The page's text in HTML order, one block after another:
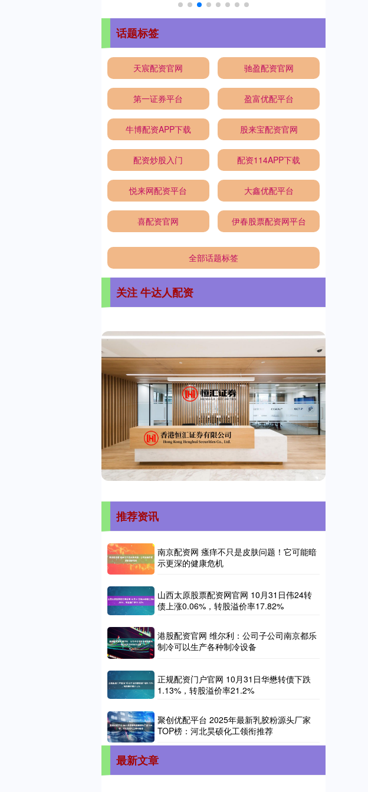
话题标签
天宸配资官网 驰盈配资官网
第一证券平台 盈富优配平台
牛博配资APP下载 股来宝配资官网
配资炒股入门 配资114APP下载
悦来网配资平台 大鑫优配平台
喜配资官网 伊春股票配资网平台
全部话题标签
关注 牛达人配资
推荐资讯
南京配资网 瘙痒不只是皮肤问题！它可能暗
示更深的健康危机
山西太原股票配资网官网 10月31日伟24转
债上涨0.06%，转股溢价率17.82%
港股配资官网 维尔利：公司子公司南京都乐
制冷可以生产各种制冷设备
正规配资门户官网 10月31日华懋转债下跌
1.13%，转股溢价率21.2%
聚创优配平台 2025年最新乳胶粉源头厂家
TOP榜：河北昊硕化工领衔推荐
最新文章